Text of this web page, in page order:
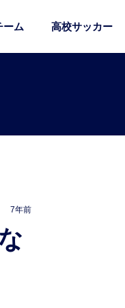
ーム 高校サッカー
7年前